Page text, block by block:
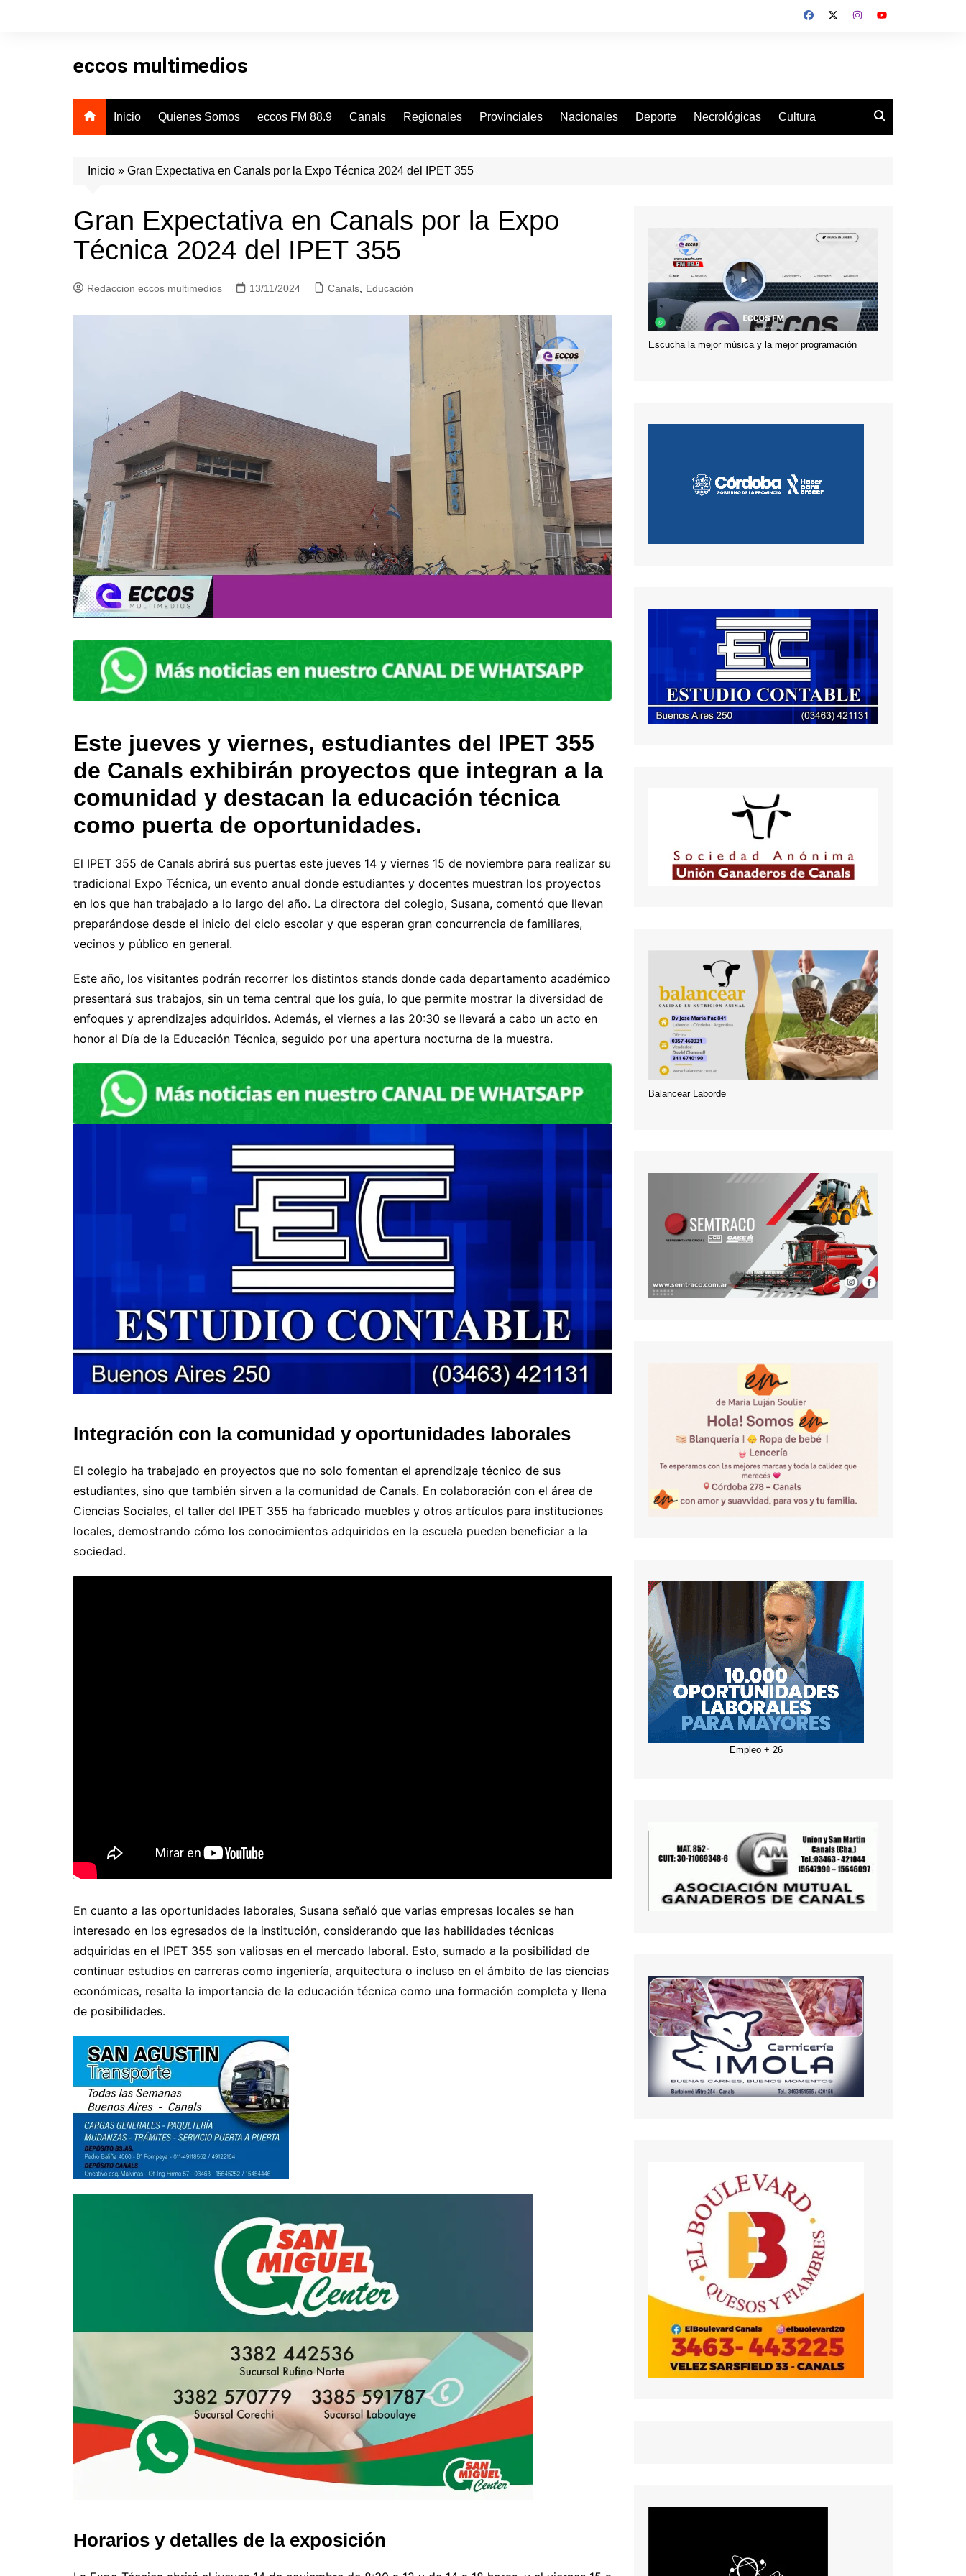
eccos multimedios
Inicio Quienes Somos eccos FM 88.9 Canals Regionales Provinciales Nacionales Deporte Necrológicas Cultura
Inicio » Gran Expectativa en Canals por la Expo Técnica 2024 del IPET 355
Gran Expectativa en Canals por la Expo
Técnica 2024 del IPET 355
Redaccion eccos multimedios 13/11/2024 Canals Educación
Este jueves y viernes, estudiantes del IPET 355
de Canals exhibirán proyectos que integran a la
comunidad y destacan la educación técnica
como puerta de oportunidades.
El IPET 355 de Canals abrirá sus puertas este jueves 14 y viernes 15 de noviembre para realizar su
tradicional Expo Técnica, un evento anual donde estudiantes y docentes muestran los proyectos
en los que han trabajado a lo largo del año. La directora del colegio, Susana, comentó que llevan
preparándose desde el inicio del ciclo escolar y que esperan gran concurrencia de familiares,
vecinos y público en general.
Este año, los visitantes podrán recorrer los distintos stands donde cada departamento académico
presentará sus trabajos, sin un tema central que los guía, lo que permite mostrar la diversidad de
enfoques y aprendizajes adquiridos. Además, el viernes a las 20:30 se llevará a cabo un acto en
honor al Día de la Educación Técnica, seguido por una apertura nocturna de la muestra.
Integración con la comunidad y oportunidades laborales
El colegio ha trabajado en proyectos que no solo fomentan el aprendizaje técnico de sus
estudiantes, sino que también sirven a la comunidad de Canals. En colaboración con el área de
Ciencias Sociales, el taller del IPET 355 ha fabricado muebles y otros artículos para instituciones
locales, demostrando cómo los conocimientos adquiridos en la escuela pueden beneficiar a la
sociedad.
En cuanto a las oportunidades laborales, Susana señaló que varias empresas locales se han
interesado en los egresados ​​de la institución, considerando que las habilidades técnicas
adquiridas en el IPET 355 son valiosas en el mercado laboral. Esto, sumado a la posibilidad de
continuar estudios en carreras como ingeniería, arquitectura o incluso en el ámbito de las ciencias
económicas, resalta la importancia de la educación técnica como una formación completa y llena
de posibilidades.
Horarios y detalles de la exposición
Escucha la mejor música y la mejor programación
Balancear Laborde
Empleo + 26